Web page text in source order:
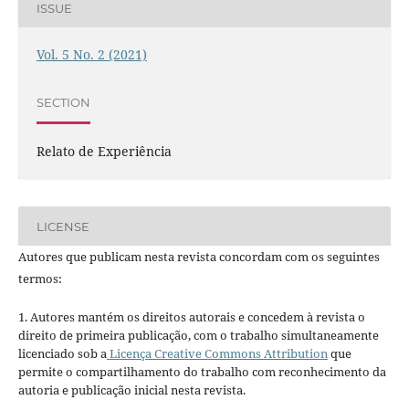
ISSUE
Vol. 5 No. 2 (2021)
SECTION
Relato de Experiência
LICENSE
Autores que publicam nesta revista concordam com os seguintes
termos:
1. Autores mantém os direitos autorais e concedem à revista o
direito de primeira publicação, com o trabalho simultaneamente
licenciado sob aLicença Creative Commons Attributionque
permite o compartilhamento do trabalho com reconhecimento da
autoria e publicação inicial nesta revista.